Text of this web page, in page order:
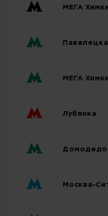
МЕГА
МЕГА Химки
Лубянка
Москва-